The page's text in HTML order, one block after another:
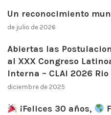
Un reconocimiento
de julio de 2026
Abiertas las
al XXX Congreso
Interna – CLAI 2026
diciembre de 2025
¡Felices 30 años,